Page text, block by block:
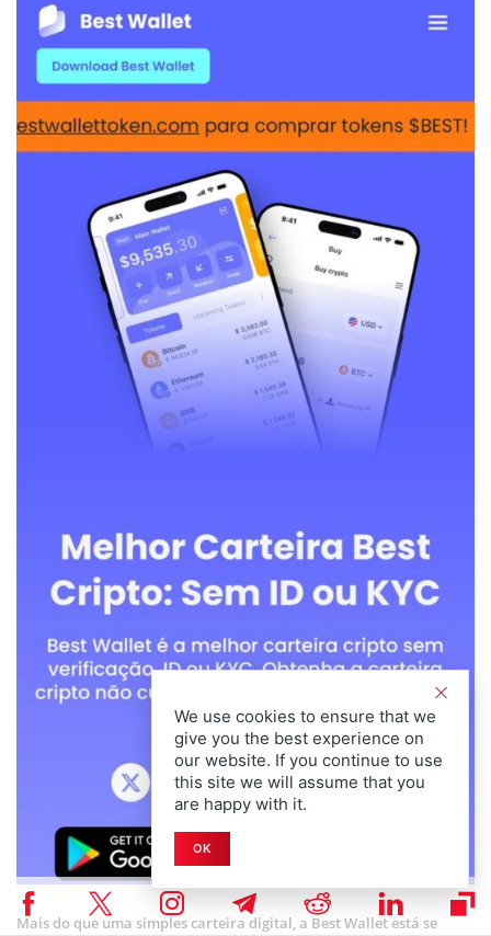
Mais do que uma simples carteira digital, a Best Wallet está se
We use cookies to ensure that we
give you the best experience on
our website. If you continue to use
this site we will assume that you
are happy with it.
OK